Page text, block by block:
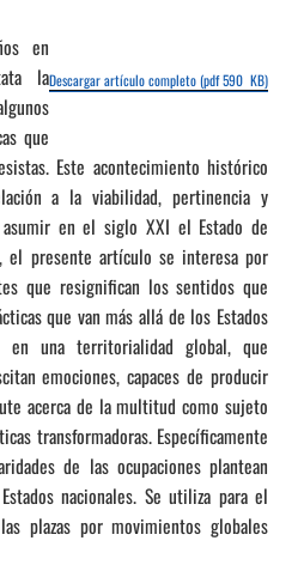
Descargar artículo completo (pdf 590 KB)
en
la
que
Este acontecimiento histórico
a la viabilidad, pertinencia y
en el siglo XXI el Estado de
el presente artículo se interesa por
que resignifican los sentidos que
que van más allá de los Estados
en una territorialidad global, que
emociones, capaces de producir
acerca de la multitud como sujeto
transformadoras. Específicamente
de las ocupaciones plantean
nacionales. Se utiliza para el
plazas por movimientos globales